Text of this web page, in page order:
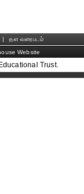
|
தள வரைபடம்
Website
Trust.